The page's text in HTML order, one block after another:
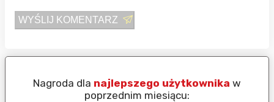
WYŚLIJ KOMENTARZ
Nagroda dla najlepszego użytkownika w
poprzednim miesiącu: